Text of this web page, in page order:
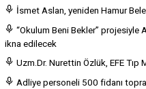
İsmet Aslan, yeniden Hamur
“Okulum Beni Bekler” projesiyle
ikna edilecek
Uzm.Dr. Nurettin Özlük, EFE
Adliye personeli 500 fidanı